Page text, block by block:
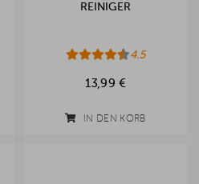
REINIGER
4.5
13,99 €
IN DEN KORB